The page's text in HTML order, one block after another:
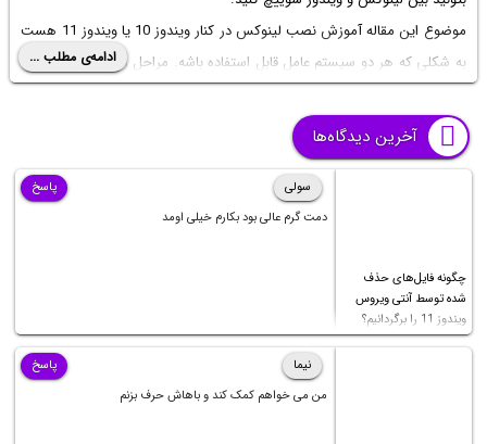
موضوع این مقالهآموزش نصب لینوکس در کنار ویندوز 10
یا ویندوز 11 هست
به شکلی که هر دو سیستم عامل قابل استفاده باشه. مراحل رو کامل و تصویری
توضیح میدیم. با ساده‌گو همراه باشید.
ادامه‌ی مطلب ...
آخرین دیدگاه‌ها
چگونه فایل‌های حذف
شده توسط آنتی ویروس
ویندوز 11 را برگردانیم؟
سولی
دمت گرم عالی بود بکارم خیلی اومد
پاسخ
نیما
من می خواهم کمک کند و باهاش حرف بزنم
پاسخ